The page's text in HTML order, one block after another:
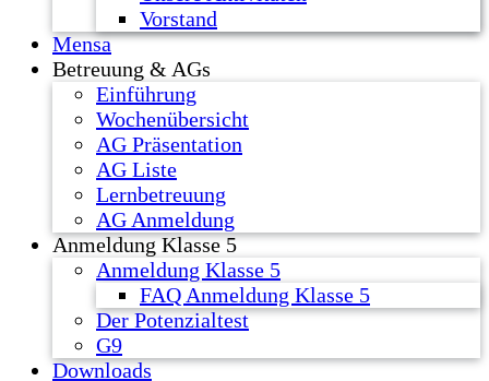
Vorstand
Mensa
Betreuung & AGs
Einführung
Wochenübersicht
AG Präsentation
AG Liste
Lernbetreuung
AG Anmeldung
Anmeldung Klasse 5
Anmeldung Klasse 5
FAQ Anmeldung Klasse 5
Der Potenzialtest
G9
Downloads